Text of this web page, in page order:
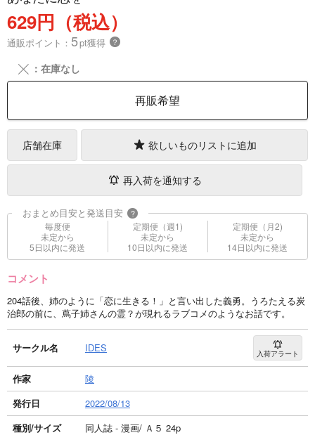
629円（税込）
通販ポイント： 5pt獲得 ？
╳ ：在庫なし
再販希望
店舗在庫 欲しいものリストに追加
再入荷を通知する
おまとめ目安と発送目安 ?
毎度便
未定から
5日以内に発送
定期便（週1)
未定から
10日以内に発送
定期便（月2)
未定から
14日以内に発送
コメント
204話後、姉のように「恋に生きる！」と言い出した義勇。うろたえる炭
治郎の前に、蔦子姉さんの霊？が現れるラブコメのようなお話です。
サークル名 IDES 入荷アラート
作家
陵
発行日
2022/08/13
種別/サイズ
同人誌 - 漫画/ Ａ５ 24p